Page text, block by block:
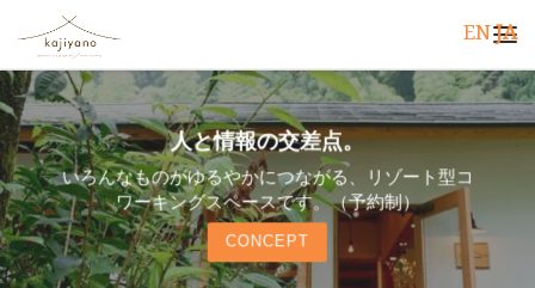
コンテンツへスキップ
毎月第2土曜は「みんなのひ」
季節を感じる軽食やドリンク、特製おやつを用意し
てお待ちしています。
SEE MORE
EN JA